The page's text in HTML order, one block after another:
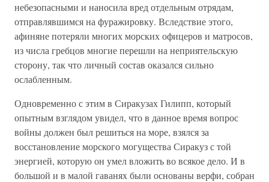
небезопасными и наносила вред отдельным отрядам,
отправлявшимся на фуражировку. Вследствие этого,
афиняне потеряли многих морских офицеров и матросов,
из числа гребцов многие перешли на неприятельскую
сторону, так что личный состав оказался сильно
ослабленным.
Одновременно с этим в Сиракузах Гилипп, который
опытным взглядом увидел, что в данное время вопрос
войны должен был решиться на море, взялся за
восстановление морского могущества Сиракуз с той
энергией, которую он умел вложить во всякое дело. И в
большой и в малой гаванях были основаны верфи, собран